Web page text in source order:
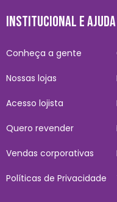
INSTITUCIONAL E AJUDA
Conheça a gente
Nossas lojas
Acesso lojista
Quero revender
Vendas corporativas
Políticas de Privacidade